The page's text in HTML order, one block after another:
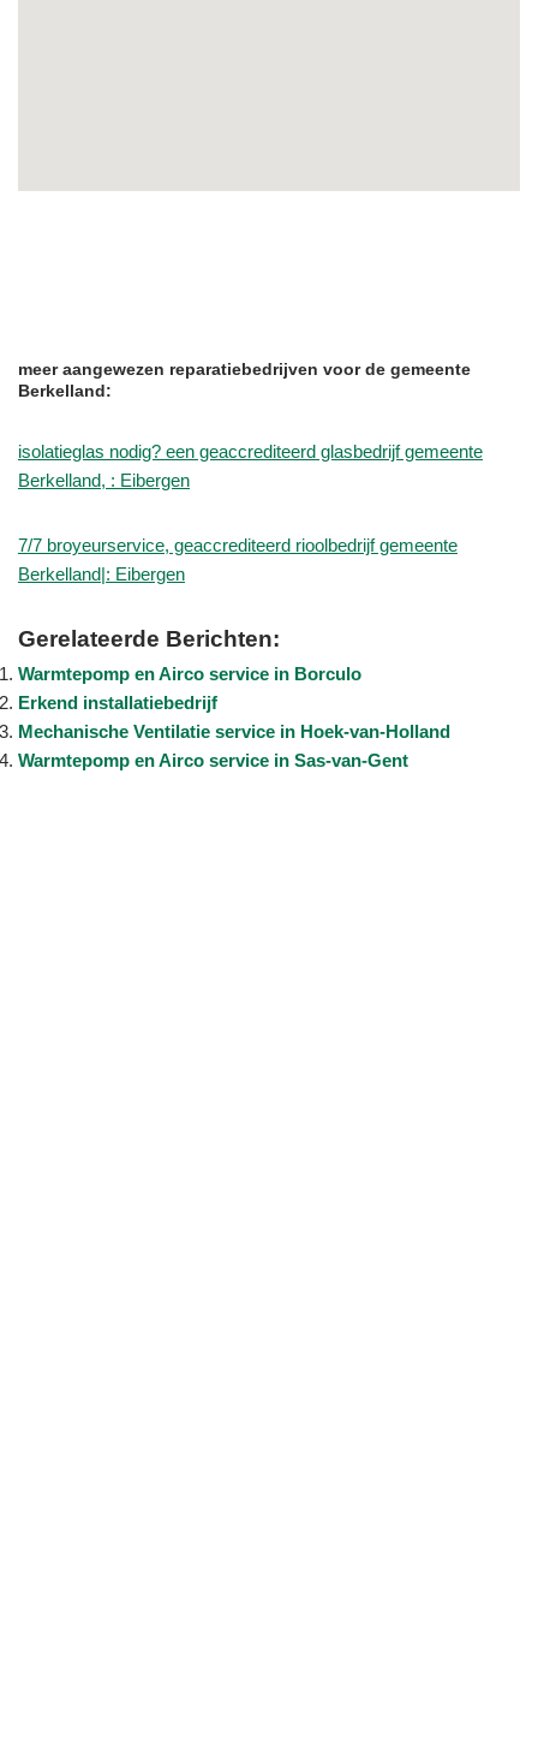
meer aangewezen reparatiebedrijven voor de gemeente
Berkelland:
isolatieglas nodig? een geaccrediteerd glasbedrijf gemeente
Berkelland, : Eibergen
7/7 broyeurservice, geaccrediteerd rioolbedrijf gemeente
Berkelland|: Eibergen
Gerelateerde Berichten:
Warmtepomp en Airco service in Borculo
Erkend installatiebedrijf
Mechanische Ventilatie service in Hoek-van-Holland
Warmtepomp en Airco service in Sas-van-Gent